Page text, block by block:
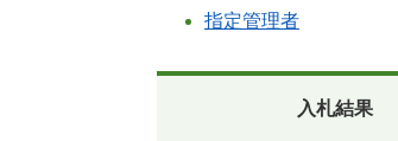
指定管理者
入札結果